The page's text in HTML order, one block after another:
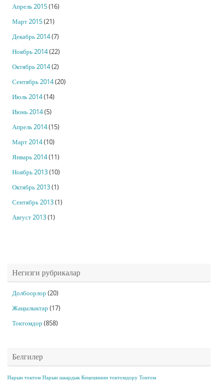
Апрель 2015(16)
Март 2015(21)
Декабрь 2014(7)
Ноябрь 2014(22)
Октябрь 2014(2)
Сентябрь 2014(20)
Июль 2014(14)
Июнь 2014(5)
Апрель 2014(15)
Март 2014(10)
Январь 2014(11)
Ноябрь 2013(10)
Октябрь 2013(1)
Сентябрь 2013(1)
Август 2013(1)
Негизги рубрикалар
Долбоорлор (20)
Жаңылыктар (17)
Токтомдор (858)
Белгилер
Нарын токтом Нарын шаардык Кеңешинин токтомдору Токтом